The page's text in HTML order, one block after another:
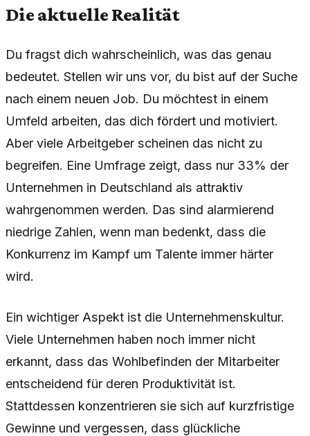
Die aktuelle Realität
Du fragst dich wahrscheinlich, was das genau
bedeutet. Stellen wir uns vor, du bist auf der Suche
nach einem neuen Job. Du möchtest in einem
Umfeld arbeiten, das dich fördert und motiviert.
Aber viele Arbeitgeber scheinen das nicht zu
begreifen. Eine Umfrage zeigt, dass nur 33% der
Unternehmen in Deutschland als attraktiv
wahrgenommen werden. Das sind alarmierend
niedrige Zahlen, wenn man bedenkt, dass die
Konkurrenz im Kampf um Talente immer härter
wird.
Ein wichtiger Aspekt ist die Unternehmenskultur.
Viele Unternehmen haben noch immer nicht
erkannt, dass das Wohlbefinden der Mitarbeiter
entscheidend für deren Produktivität ist.
Stattdessen konzentrieren sie sich auf kurzfristige
Gewinne und vergessen, dass glückliche